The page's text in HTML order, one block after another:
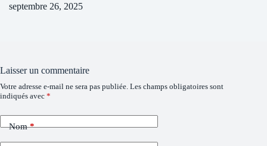
septembre 26, 2025
Laisser un commentaire
Votre adresse e-mail ne sera pas publiée. Les champs obligatoires sont
indiqués avec *
Nom*